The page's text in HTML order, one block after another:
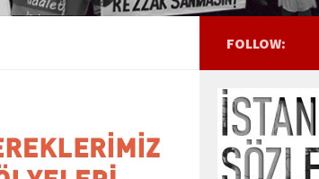
FOLLOW: